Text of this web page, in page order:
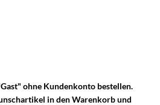
ohne Kundenkonto bestellen.
in den Warenkorb und